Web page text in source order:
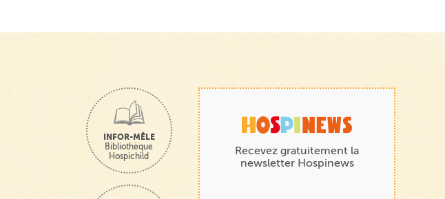
INFOR-MÊLE
Bibliothèque
Hospichild
Recevez gratuitement la
newsletter Hospinews